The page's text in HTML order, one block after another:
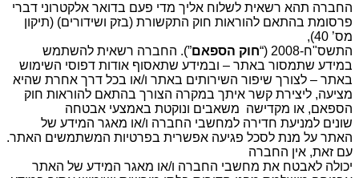
החברה תהא רשאית לשלוח אליך מדי פעם בדואר אלקטרוני דברי
פרסומת בהתאם להוראות חוק התקשורת (בזק ושידורים) (תיקון
מס’ 40),
התשס"ח-2008 (“
חוק הספאם”). החברה רשאית להשתמש
במידע שתמסור באתר – ובמידע שתאסוף אודות דפוסי השימוש
באתר – לצורך שיפור השירותים באתר ו/או בכל דרך אחרת שהיא
מציעה, ליצירת קשר איתך במקרה הצורך בהתאם להוראות חוק
הספאם, או מקדישה משאבים ונוקטת באמצעי אבטחה
שונים למניעת חדירה למחשבי החברה ו/או מאגר המידע של
האתר על מנת לסכל פגיעה אפשרית בפרטיות המשתמשים האתר.
עם זאת, אין החברה
יכולה לאבטח את מחשבי החברה ו/או מאגר המידע של האתר